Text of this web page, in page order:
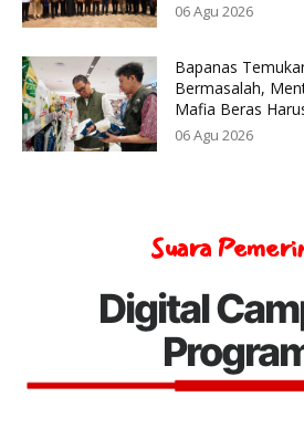
06 Agu 2026
Bapanas
Bermasalah,
Mafia Beras
06 Agu 2026
Suara
Digital